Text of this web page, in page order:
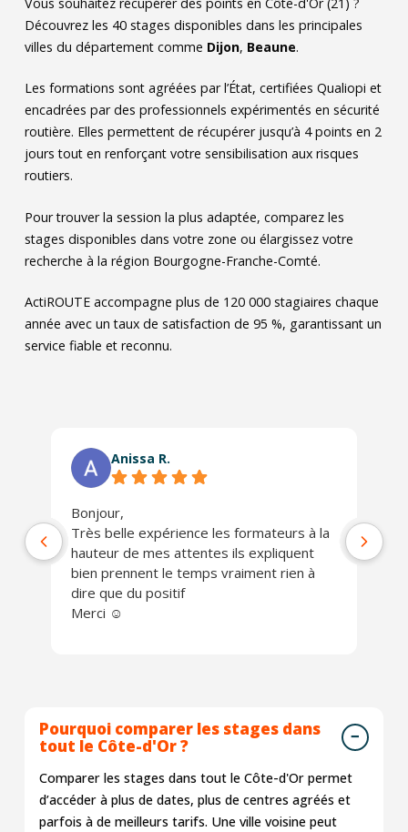
Découvrez les 40stages disponibles dans les principales
villes du département comme Dijon, Beaune.
Les formations sont agréées par l’État, certifiées Qualiopi et
encadrées par des professionnels expérimentés en sécurité
routière. Elles permettent de récupérer jusqu’à 4 points en 2
jours tout en renforçant votre sensibilisation aux risques
routiers.
Pour trouver la session la plus adaptée, comparez les
stages disponibles dans votre zone ou élargissez votre
recherche à la région Bourgogne-Franche-Comté.
ActiROUTE accompagne plus de 120 000 stagiaires chaque
année avec un taux de satisfaction de 95 %, garantissant un
service fiable et reconnu.
Anissa R.
Bonjour,
Très belle expérience les formateurs à la
hauteur de mes attentes ils expliquent
bien prennent le temps vraiment rien à
dire que du positif
Merci ☺️
Pourquoi comparer les stages dans
tout le Côte-d'Or ?
Comparer les stages dans tout le Côte-d'Or permet
d’accéder à plus de dates, plus de centres agréés et
parfois à de meilleurs tarifs. Une ville voisine peut